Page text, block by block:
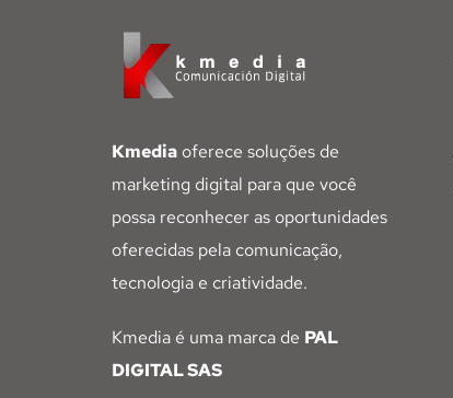
Kmedia oferece soluções de
marketing digital para que você
possa reconhecer as oportunidades
oferecidas pela comunicação,
tecnologia e criatividade.
Kmedia é uma marca de PAL
DIGITAL SAS